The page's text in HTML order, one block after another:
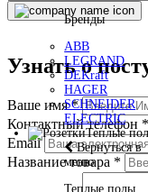
Бренды
ABB
LEGRAND
DEKraft
HAGER
SCHNEIDER
ELECTRIC
Теплые
Вернуться в
меню
Теплые полы
Узнать о
Ваше имя*
Контактный телефон *
Email
Название товара *